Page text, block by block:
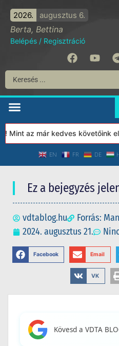
2026. augusztus 6.
Berta, Bettina
Belépés / Regisztráció
az már kedves követőink
EN FR DE
Ez a bejegyzés
vdtablog.hu
Forrás:
2024. augusztus 21.
Facebook Email
VK
Kövesd a VDTA